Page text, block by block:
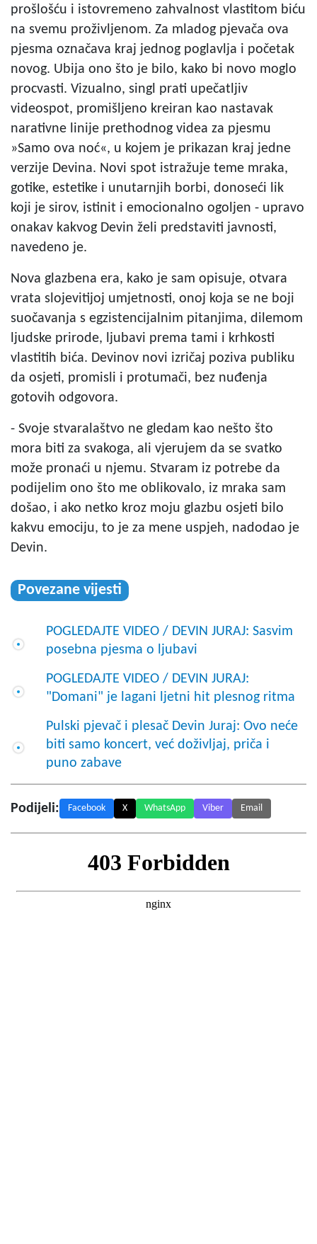
prošlošću i istovremeno zahvalnost vlastitom biću
na svemu proživljenom. Za mladog pjevača ova
pjesma označava kraj jednog poglavlja i početak
novog. Ubija ono što je bilo, kako bi novo moglo
procvasti. Vizualno, singl prati upečatljiv
videospot, promišljeno kreiran kao nastavak
narativne linije prethodnog videa za pjesmu
»Samo ova noć«, u kojem je prikazan kraj jedne
verzije Devina. Novi spot istražuje teme mraka,
gotike, estetike i unutarnjih borbi, donoseći lik
koji je sirov, istinit i emocionalno ogoljen - upravo
onakav kakvog Devin želi predstaviti javnosti,
navedeno je.
Nova glazbena era, kako je sam opisuje, otvara
vrata slojevitijoj umjetnosti, onoj koja se ne boji
suočavanja s egzistencijalnim pitanjima, dilemom
ljudske prirode, ljubavi prema tami i krhkosti
vlastitih bića. Devinov novi izričaj poziva publiku
da osjeti, promisli i protumači, bez nuđenja
gotovih odgovora.
- Svoje stvaralaštvo ne gledam kao nešto što
mora biti za svakoga, ali vjerujem da se svatko
može pronaći u njemu. Stvaram iz potrebe da
podijelim ono što me oblikovalo, iz mraka sam
došao, i ako netko kroz moju glazbu osjeti bilo
kakvu emociju, to je za mene uspjeh, nadodao je
Devin.
Povezane vijesti
POGLEDAJTE VIDEO / DEVIN JURAJ: Sasvim
posebna pjesma o ljubavi
POGLEDAJTE VIDEO / DEVIN JURAJ:
"Domani" je lagani ljetni hit plesnog ritma
Pulski pjevač i plesač Devin Juraj: Ovo neće
biti samo koncert, već doživljaj, priča i
puno zabave
Podijeli: Facebook X WhatsApp Viber Email